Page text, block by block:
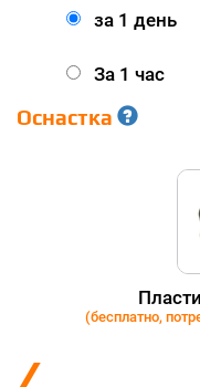
за 1 день
За 1 час
Оснастка
(бесплатно,